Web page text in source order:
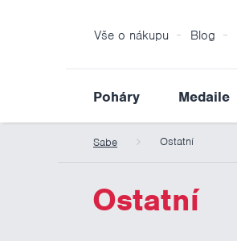
Vše o nákupu Blog
Poháry Medaile
Sabe Ostatní
Ostatní